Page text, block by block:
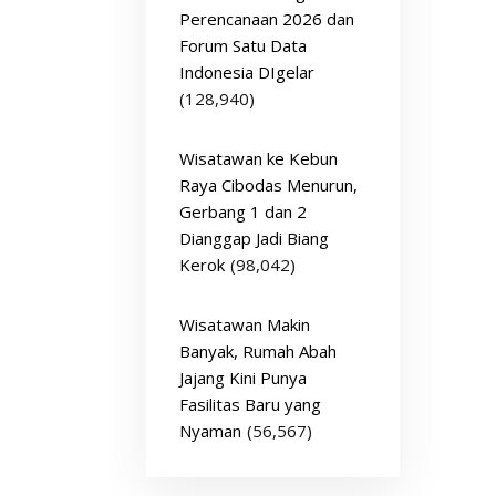
Perencanaan 2026 dan
Forum Satu Data
Indonesia DIgelar
(128,940)
Wisatawan ke Kebun
Raya Cibodas Menurun,
Gerbang 1 dan 2
Dianggap Jadi Biang
Kerok (98,042)
Wisatawan Makin
Banyak, Rumah Abah
Jajang Kini Punya
Fasilitas Baru yang
Nyaman (56,567)